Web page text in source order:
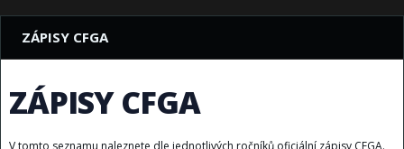
ZÁPISY CFGA
ZÁPISY CFGA
V tomto seznamu naleznete dle jednotlivých ročníků oficiální zápisy CFGA.